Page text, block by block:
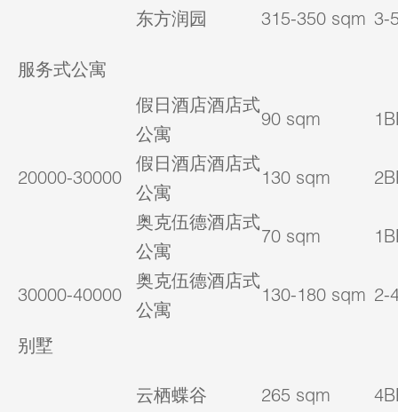
东方润园 315-350 sqm 3-
服务式公寓
20000-30000
假日酒店酒店式
公寓
90 sqm
假日酒店酒店式
公寓
130 sqm
奥克伍德酒店式
公寓
70 sqm
30000-40000
奥克伍德酒店式
公寓
130-180 sqm 2-
别墅
云栖蝶谷 265 sqm